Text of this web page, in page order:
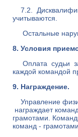
7.2.
учитываются.
Остальные
8. Условия
Оплата судьи за
каждой командой
9. Награждение.
Управление
награждает
грамотами.
команд -